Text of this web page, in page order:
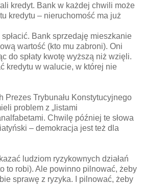
kredyt. Bank w każdej chwili może
kredytu – nieruchomość ma już
Bank sprzedaję mieszkanie
wartość (kto mu zabroni). Oni
do spłaty kwotę wyższą niż wzięli.
kredytu w walucie, w której nie
Prezes Trybunału Konstytucyjnego
problem z „listami
Chwilę później te słowa
– demokracja jest też dla
ludziom ryzykownych działań
to robi). Ale powinno pilnować, żeby
sprawę z ryzyka. I pilnować, żeby